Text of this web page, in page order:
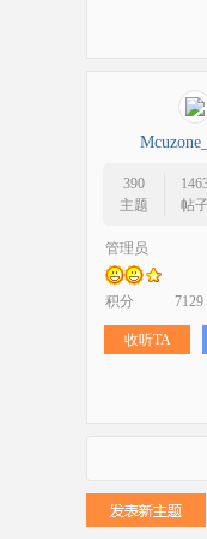
390
主题
帖
管理员
积分 7129
收听TA